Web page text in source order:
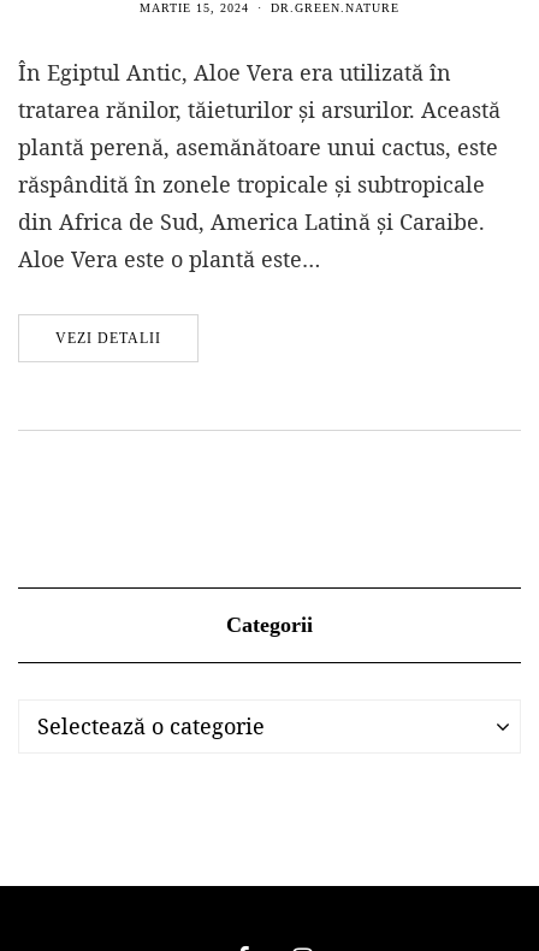
MARTIE 15, 2024 DR.GREEN.NATURE
În Egiptul Antic, Aloe Vera era utilizată în
tratarea rănilor, tăieturilor și arsurilor. Această
plantă perenă, asemănătoare unui cactus, este
răspândită în zonele tropicale și subtropicale
din Africa de Sud, America Latină și Caraibe.
Aloe Vera este o plantă este…
VEZI DETALII
Categorii
Categorii
Selectează o categorie
Categorii